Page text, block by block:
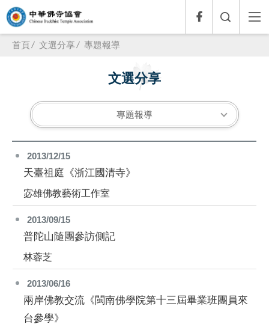
首頁 文選分享 專題報導
文選分享
專題報導
2013/12/15
天臺祖庭《浙江國清寺》
宓雄佛教藝術工作室
2013/09/15
普陀山隨團參訪側記
林蓉芝
2013/06/16
兩岸佛教交流《閩南佛學院第十三屆畢業班團員來
台參學》